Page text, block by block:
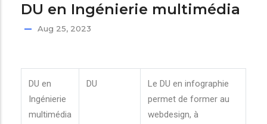
DU en Ingénierie multimédia
Aug 25, 2023
DU en
Ingénierie
multimédia
DU
Le DU en infographie
permet de former au
webdesign, à